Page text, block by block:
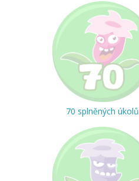
70 splněných úkolů